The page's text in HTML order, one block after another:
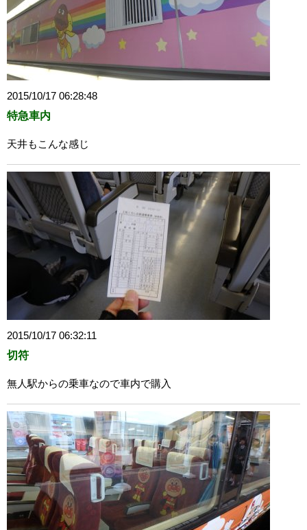
2015/10/17 06:28:48
特急車内
天井もこんな感じ
2015/10/17 06:32:11
切符
無人駅からの乗車なので車内で購入